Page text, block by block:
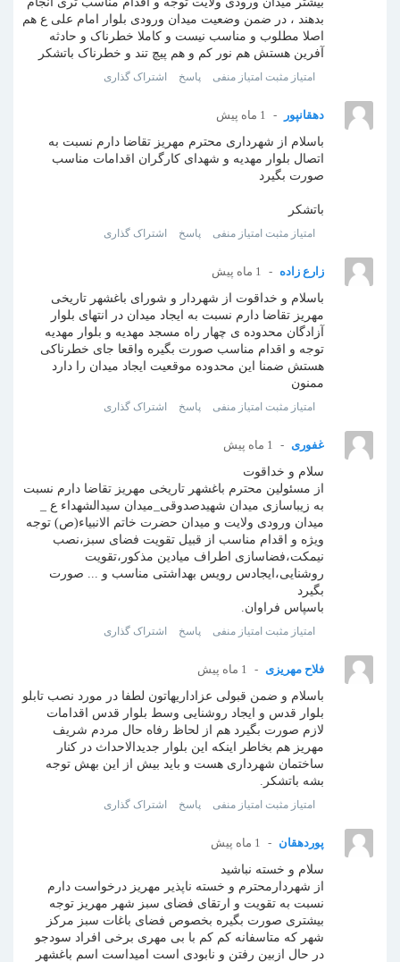
بدهند ، در ضمن وضعیت میدان ورودی بلوار امام علی ع هم
اصلا مطلوب و مناسب نیست و کاملا خطرناک و حادثه
آفرین هستش هم نور کم و هم پیچ تند و خطرناک باتشکر
امتیاز مثبت امتیاز منفی پاسخ اشتراک گذاری
دهقانپور
باسلام از شهرداری محترم مهریز تقاضا دارم نسبت به
اتصال بلوار مهدیه و شهدای کارگران اقدامات مناسب
صورت بگیرد
باتشکر
امتیاز مثبت امتیاز منفی پاسخ اشتراک گذاری
زارع زاده
باسلام و خداقوت از شهردار و شورای باغشهر تاریخی
مهریز تقاضا دارم نسبت به ایجاد میدان در انتهای بلوار
آزادگان محدوده ی چهار راه مسجد مهدیه و بلوار مهدیه
توجه و اقدام مناسب صورت بگیره واقعا جای خطرناکی
هستش ضمنا این محدوده موقعیت ایجاد میدان را دارد
ممنون
امتیاز مثبت امتیاز منفی پاسخ اشتراک گذاری
غفوری
سلام و خداقوت
از مسئولین محترم باغشهر تاریخی مهریز تقاضا دارم نسبت
به زیباسازی میدان شهیدصدوقی_میدان سیدالشهداء ع _
میدان ورودی ولایت و میدان حضرت خاتم الانبیاء(ص) توجه
ویژه و اقدام مناسب از قبیل تقویت فضای سبز،نصب
نیمکت،فضاسازی اطراف میادین مذکور،تقویت
روشنایی،ایجادس رویس بهداشتی مناسب و ... صورت
بگیرد
باسپاس فراوان.
امتیاز مثبت امتیاز منفی پاسخ اشتراک گذاری
فلاح مهریزی
باسلام و ضمن قبولی عزاداریهاتون لطفا در مورد نصب تابلو
بلوار قدس و ایجاد روشنایی وسط بلوار قدس اقدامات
لازم صورت بگیرد هم از لحاظ رفاه حال مردم شریف
مهریز هم بخاطر اینکه این بلوار جدیدالاحداث در کنار
ساختمان شهرداری هست و باید بیش از این بهش توجه
بشه باتشکر.
امتیاز مثبت امتیاز منفی پاسخ اشتراک گذاری
پوردهقان
سلام و خسته نباشید
از شهردارمحترم و خسته ناپذیر مهریز درخواست دارم
نسبت به تقویت و ارتقای فضای سبز شهر مهریز توجه
بیشتری صورت بگیره بخصوص فضای باغات سبز مرکز
شهر که متاسفانه کم کم با بی مهری برخی افراد سودجو
در حال ازبین رفتن و نابودی است امیداست اسم باغشهر